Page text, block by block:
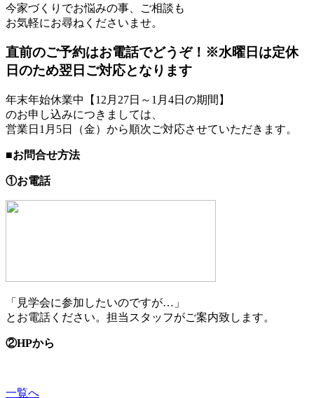
今家づくりでお悩みの事、ご相談も
お気軽にお尋ねくださいませ。
直前のご予約はお電話でどうぞ！※水曜日は定休
日のため翌日ご対応となります
年末年始休業中【12月27日～1月4日の期間】
のお申し込みにつきましては、
営業日1月5日（金）から順次ご対応させていただきます。
■お問合せ方法
①お電話
「見学会に参加したいのですが…」
とお電話ください。担当スタッフがご案内致します。
②HPから
一覧へ